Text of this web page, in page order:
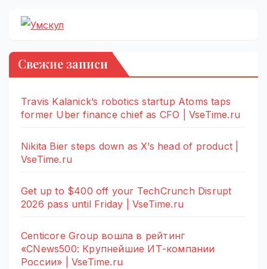
Свежие записи
Travis Kalanick’s robotics startup Atoms taps
former Uber finance chief as CFO | VseTime.ru
Nikita Bier steps down as X’s head of product |
VseTime.ru
Get up to $400 off your TechCrunch Disrupt
2026 pass until Friday | VseTime.ru
Centicore Group вошла в рейтинг
«CNews500: Крупнейшие ИТ-компании
России» | VseTime.ru